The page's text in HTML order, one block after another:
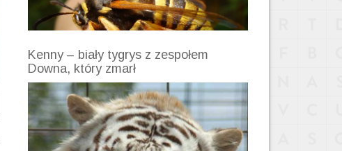
Kenny – biały tygrys z zespołem
Downa, który zmarł